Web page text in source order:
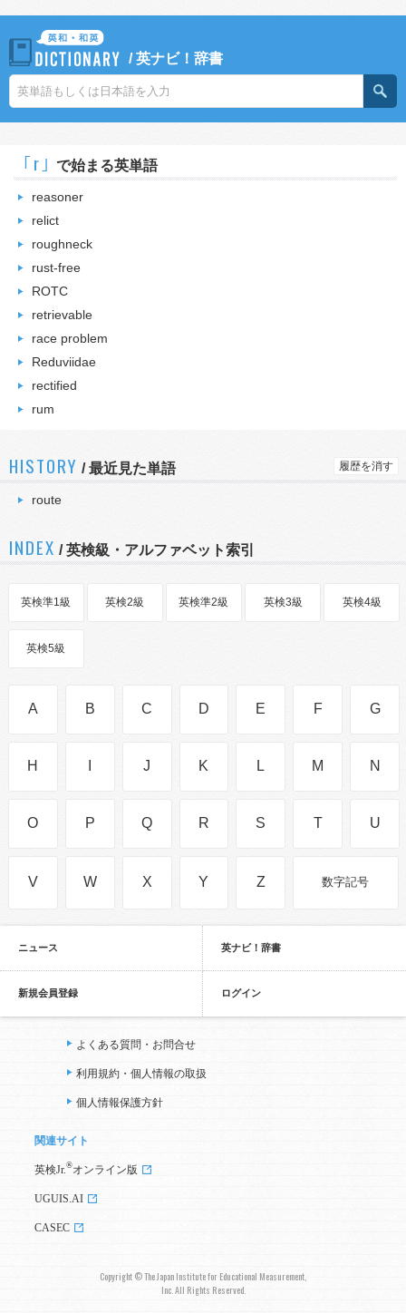
/英ナビ！辞書
｢r｣ で始まる英単語
reasoner
relict
roughneck
rust-free
ROTC
retrievable
race problem
Reduviidae
rectified
rum
HISTORY /最近見た単語 履歴を消す
route
INDEX / 英検級・アルファベット索引
英検準1級 英検2級 英検準2級 英検3級 英検4級
英検5級
A B C D E F G
H J K L M N
O P Q R S T U
V W X Y Z 数字記号
ニュース 英ナビ！辞書
新規会員登録 ログイン
よくある質問・お問合せ
利用規約・個人情報の取扱
個人情報保護方針
関連サイト
英検Jr. ®オンライン版
UGUIS.AI
CASEC
Copyright © The Japan Institute for Educational Measurement,
Inc. All Rights Reserved.